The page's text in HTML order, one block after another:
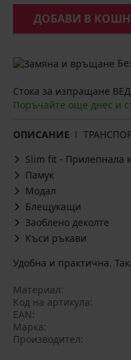
ДОБАВИ В
Стока за изпращане
Поръчайте още днес и
ОПИСАНИЕ
Slim fit - Прилепнала
Памук
Модал
Блещукащи
Заоблено деколте
Къси ръкави
Удобна и практична.
Материал
Код на артикула
EAN
Марка
Производител